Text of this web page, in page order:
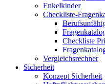
Enkelkinder
Checkliste-
Checkliste
Vergleichsrechner
Sicherheit
Konzept Sicherheit